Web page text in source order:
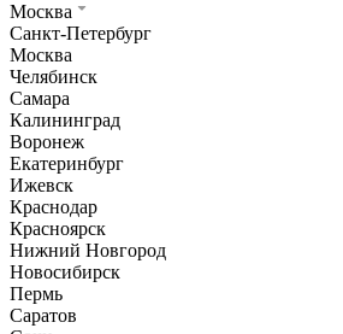
Москва
Санкт-Петербург
Москва
Челябинск
Самара
Калининград
Воронеж
Екатеринбург
Ижевск
Краснодар
Красноярск
Нижний Новгород
Новосибирск
Пермь
Саратов